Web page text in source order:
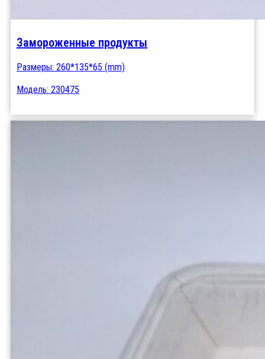
Замороженные продукты
Размеры: 260*135*65 (mm)
Модель: 230475